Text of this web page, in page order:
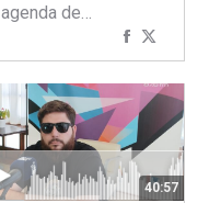
agenda de…
Compartir
concon
40:57